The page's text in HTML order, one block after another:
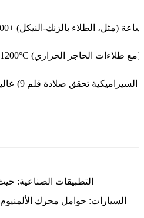
500+ ساعة (مثل، الطلاء بالزنك-النيكل)
≤1200°C (مع طلاءات الحاجز الحراري)
التطبيقات الصناعية:
السيارات: حوامل محرك